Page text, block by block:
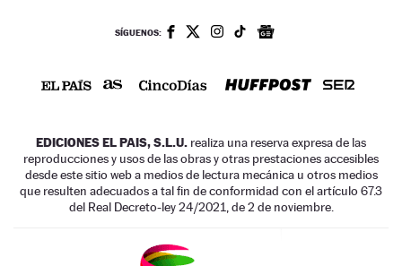
SÍGUENOS:
EDICIONES EL PAIS, S.L.U. realiza una reserva expresa de las
reproducciones y usos de las obras y otras prestaciones accesibles
desde este sitio web a medios de lectura mecánica u otros medios
que resulten adecuados a tal fin de conformidad con el artículo 67.3
del Real Decreto-ley 24/2021, de 2 de noviembre.